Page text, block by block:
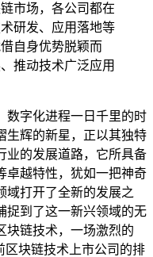
市场，各公司都在
研发、应用落地等
自身优势脱颖而
推动技术广泛应用
数字化进程一日千里的时
生辉的新星，正以其独特
业的发展道路，它所具备
卓越特性，犹如一把神奇
域打开了全新的发展之
捉到了这一新兴领域的无
块链技术，一场激烈的
区块链技术上市公司的排